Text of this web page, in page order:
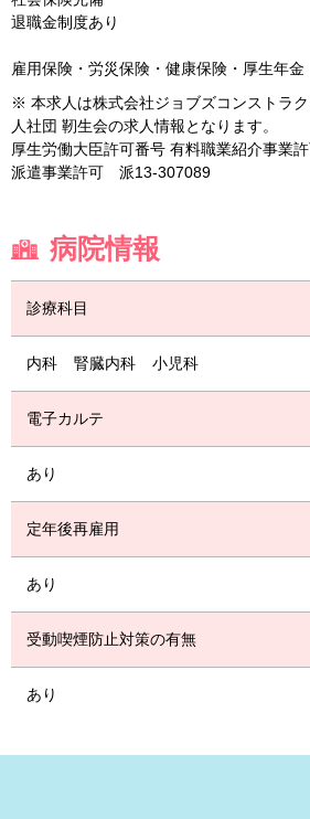
退職金制度あり
雇用保険・労災保険・健康保険・厚生年金
※ 本求人は株式会社ジョブズコンストラ
人社団 靭生会の求人情報となります。
厚生労働大臣許可番号 有料職業紹介事業
派遣事業許可 派13-307089
病院情報
診療科目
内科 腎臓内科 小児科
電子カルテ
あり
定年後再雇用
あり
受動喫煙防止対策の有無
あり